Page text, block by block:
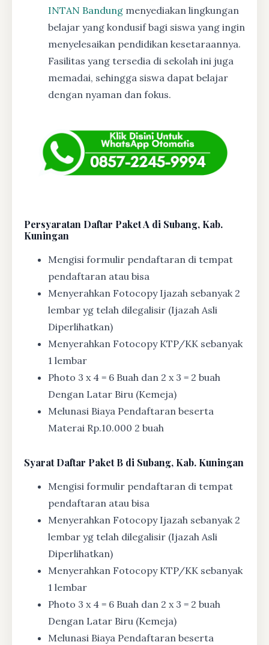
INTAN Bandung menyediakan lingkungan
belajar yang kondusif bagi siswa yang ingin
menyelesaikan pendidikan kesetaraannya.
Fasilitas yang tersedia di sekolah ini juga
memadai, sehingga siswa dapat belajar
dengan nyaman dan fokus.
Persyaratan Daftar Paket A di Subang, Kab.
Kuningan
Mengisi formulir pendaftaran di tempat
pendaftaran atau bisa
Menyerahkan Fotocopy Ijazah sebanyak 2
lembar yg telah dilegalisir (Ijazah Asli
Diperlihatkan)
Menyerahkan Fotocopy KTP/KK sebanyak
1 lembar
Photo 3 x 4 = 6 Buah dan 2 x 3 = 2 buah
Dengan Latar Biru (Kemeja)
Melunasi Biaya Pendaftaran beserta
Materai Rp.10.000 2 buah
SyaratDaftar Paket B di Subang, Kab. Kuningan
Mengisi formulir pendaftaran di tempat
pendaftaran atau bisa
Menyerahkan Fotocopy Ijazah sebanyak 2
lembar yg telah dilegalisir (Ijazah Asli
Diperlihatkan)
Menyerahkan Fotocopy KTP/KK sebanyak
1 lembar
Photo 3 x 4 = 6 Buah dan 2 x 3 = 2 buah
Dengan Latar Biru (Kemeja)
Melunasi Biaya Pendaftaran beserta